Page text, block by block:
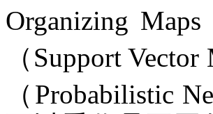
Organizing
（Support
（Probabilistic